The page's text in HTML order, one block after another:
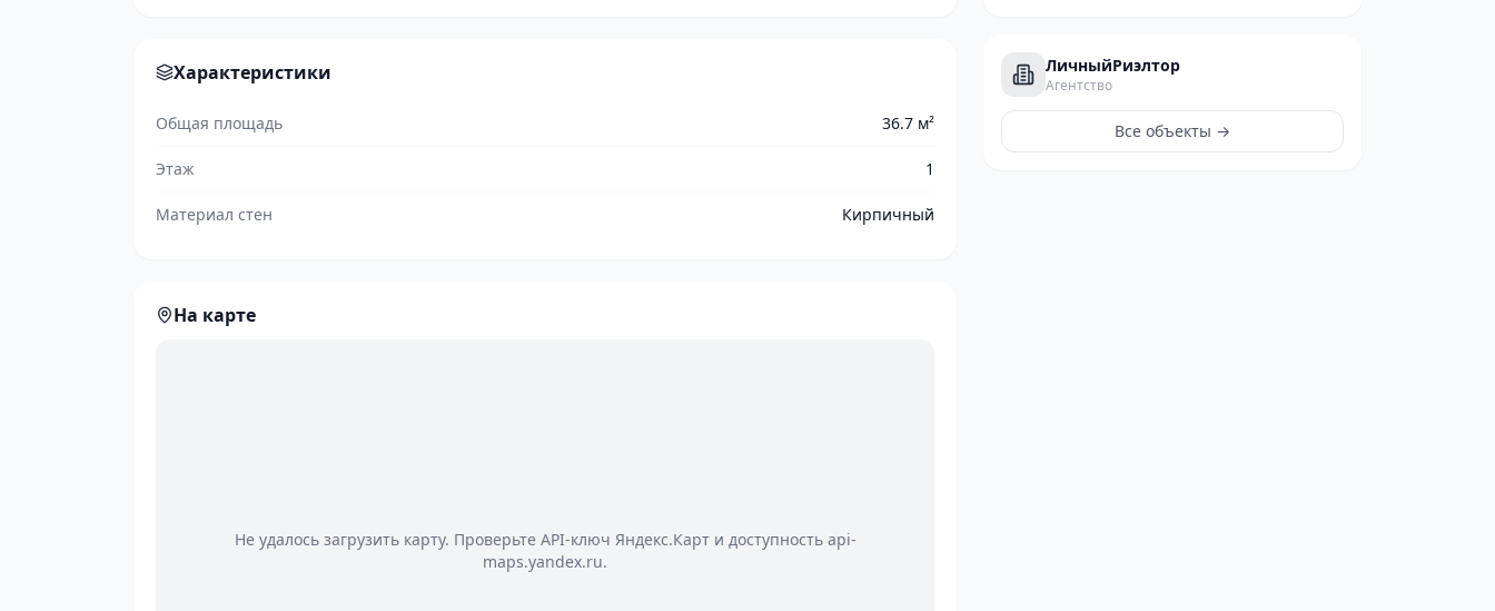
Характеристики
Общая площадь 36.7 м²
Этаж 1
Материал стен Кирпичный
На карте
Не удалось загрузить карту. Проверьте API-ключ Яндекс.Карт и доступность api-
maps.yandex.ru.
ЛичныйРиэлтор
Агентство
Все объекты →